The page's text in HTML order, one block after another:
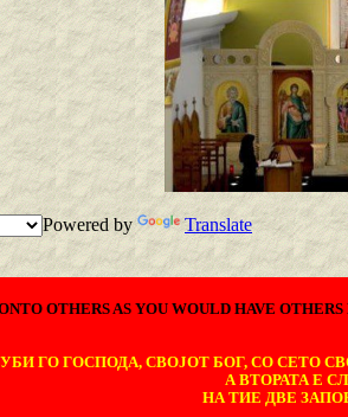
Powered by Translate
OTHERS AS YOU WOULD HAVE
ГО ГОСПОДА, СВОЈОТ БОГ, СО СЕТО
А ВТОРАТА Е
НА ТИЕ ДВЕ